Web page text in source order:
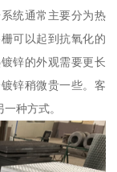
统通常主要分为热
可以起到抗氧化的
锌的外观需要更长
锌稍微贵一些。客
种方式。